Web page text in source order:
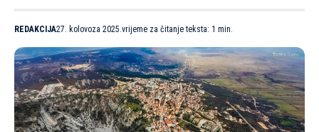
REDAKCIJA27. kolovoza 2025.vrijeme za čitanje teksta: 1 min.